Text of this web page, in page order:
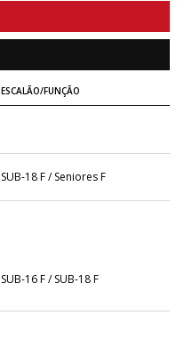
ESCALÃO/FUNÇÃO
SUB-18 F / Seniores F
SUB-16 F / SUB-18 F